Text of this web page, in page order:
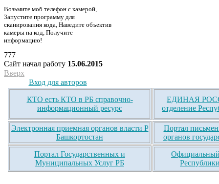
Возьмите моб телефон с камерой,
Запустите программу для
сканирования кода, Наведите объектив
камеры на код, Получите
информацию!
777
Сайт начал работу 15.06.2015
Вверх
Вход для авторов
КТО есть КТО в РБ справочно-
информационный ресурс
ЕДИНАЯ
отделение
Электронная приемная органов власти Р
Башкортостан
Портал
органов
Портал Государственных и
Муниципальных Услуг РБ
Официальный